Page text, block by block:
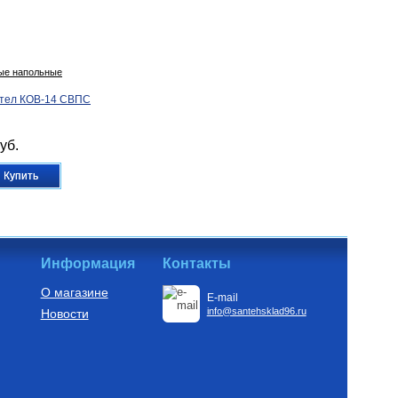
напольные
КОВ-14 СВПС
Купить
насосов
Информация
О магазине
Новости
Контакты
E-mail
info@santehsklad96.ru